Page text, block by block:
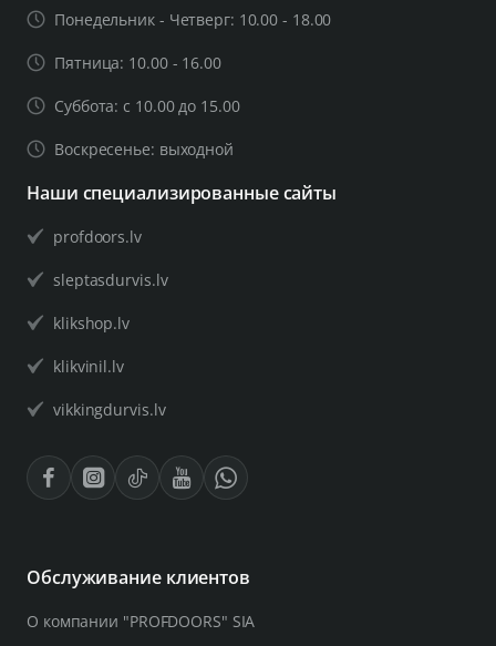
Понедельник - Четверг: 10.00 - 18.00
Пятница: 10.00 - 16.00
Суббота: с 10.00 до 15.00
Воскресенье: выходной
Наши специализированные сайты
profdoors.lv
sleptasdurvis.lv
klikshop.lv
klikvinil.lv
vikkingdurvis.lv
Обслуживание клиентов
О компании "PROFDOORS" SIA